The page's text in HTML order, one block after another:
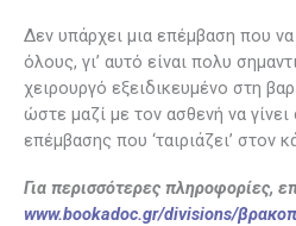
Δεν υπάρχει μια επέμβαση που να
όλους, γι’ αυτό είναι πολυ
χειρουργό εξειδικευμένο στη
ώστε μαζί με τον ασθενή να
επέμβασης που ‘ταιριάζει’ στον
Για περισσότερες πληροφορίες,
www.bookadoc.gr/divisions/